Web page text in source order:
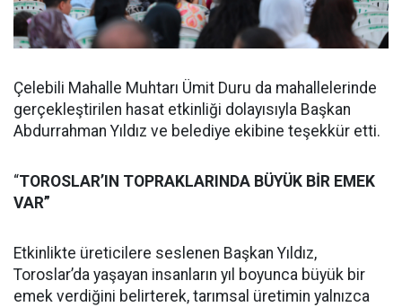
Çelebili Mahalle Muhtarı Ümit Duru da mahallelerinde
gerçekleştirilen hasat etkinliği dolayısıyla Başkan
Abdurrahman Yıldız ve belediye ekibine teşekkür etti.
“TOROSLAR’IN TOPRAKLARINDA BÜYÜK BİR EMEK
VAR”
Etkinlikte üreticilere seslenen Başkan Yıldız,
Toroslar’da yaşayan insanların yıl boyunca büyük bir
emek verdiğini belirterek, tarımsal üretimin yalnızca